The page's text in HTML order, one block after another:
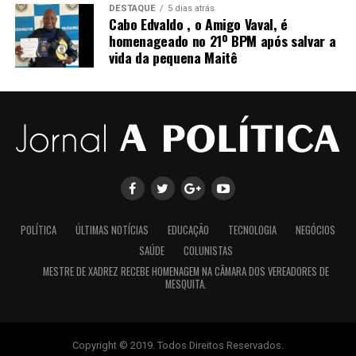
Para acompanhar este e outros lançamentos da
dentro de todas as novidades:
Instagram Esmeralda Music Gospel:
https://www.instagram.com/esmeraldamusicgospel?
igsh=MTAxNmVyaWZ5emNzMg==
DESTAQUE 5 dias atrás
Cabo Edvaldo , o Amigo Vaval, é
homenageado no 21º BPM após salvar a
vida da pequena Maitê
POLÍTICA ÚLTIMAS NOTÍCIAS EDUCAÇÃO TECNOLOGIA
NEGÓCIOS
SAÚDE
COLUNISTAS
MESTRE DE XADREZ RECEBE HOMENAGEM NA CÂMARA DOS VEREADORES DE
MESQUITA.
Copyright © 2019. Todos Direitos Reservados.